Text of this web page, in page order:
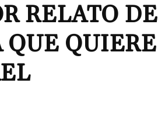
RELATO DE
QUIERE